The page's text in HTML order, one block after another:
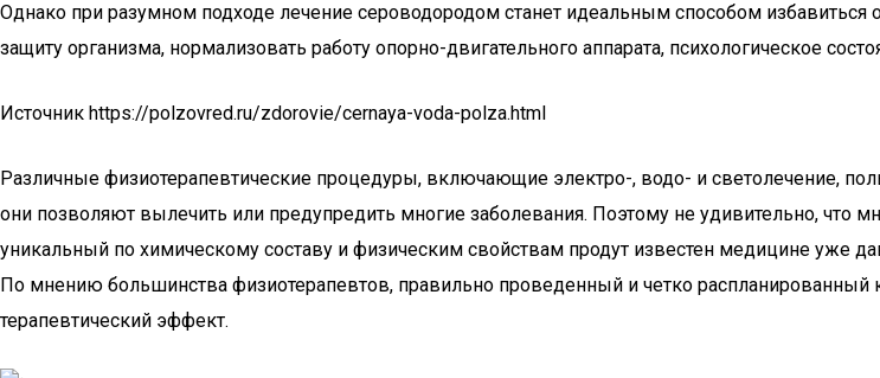
Однако при разумном подходе лечение сероводородом станет идеальным способом избавиться
защиту организма, нормализовать работу опорно-двигательного аппарата, психологическое
Источник https://polzovred.ru/zdorovie/cernaya-voda-polza.html
Различные физиотерапевтические процедуры, включающие электро-, водо- и светолечение,
они позволяют вылечить или предупредить многие заболевания. Поэтому не удивительно, что
уникальный по химическому составу и физическим свойствам продут известен медицине уже
По мнению большинства физиотерапевтов, правильно проведенный и четко
терапевтический эффект.